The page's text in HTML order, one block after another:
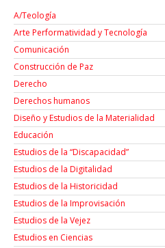
A/Teología
Arte Performatividad y Tecnología
Comunicación
Construcción de Paz
Derecho
Derechos humanos
Diseño y Estudios de la Materialidad
Educación
Estudios de la “Discapacidad”
Estudios de la Digitalidad
Estudios de la Historicidad
Estudios de la Improvisación
Estudios de la Vejez
Estudios en Ciencias